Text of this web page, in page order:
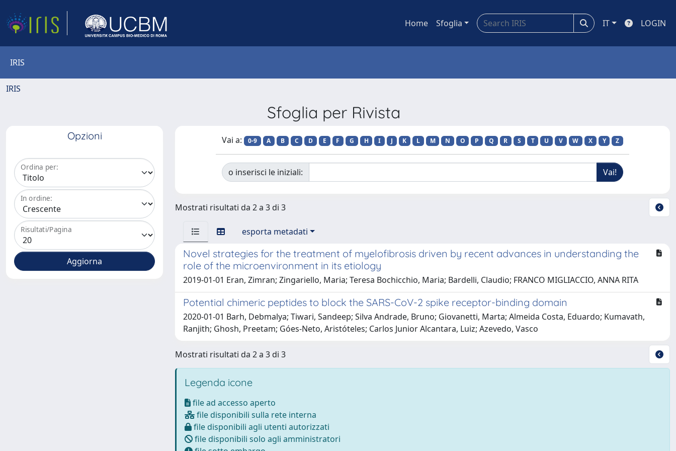
Home Sfoglia IT LOGIN
IRIS
IRIS
Sfoglia per Rivista
Opzioni
Ordina per:
In ordine:
Risultati/Pagina
Vai a: 0-9 A B C D E F G H I J K L M N O P Q R S T U V W X Y Z
o inserisci le iniziali:
Mostrati risultati da 2 a 3 di 3
esporta metadati
Novel strategies for the treatment of myelofibrosis driven by recent advances in understanding the
role of the microenvironment in its etiology
2019-01-01 Eran, Zimran; Zingariello, Maria; Teresa Bochicchio, Maria; Bardelli, Claudio; FRANCO MIGLIACCIO, ANNA RITA
Potential chimeric peptides to block the SARS-CoV-2 spike receptor-binding domain
2020-01-01 Barh, Debmalya; Tiwari, Sandeep; Silva Andrade, Bruno; Giovanetti, Marta; Almeida Costa, Eduardo; Kumavath,
Ranjith; Ghosh, Preetam; Góes-Neto, Aristóteles; Carlos Junior Alcantara, Luiz; Azevedo, Vasco
Mostrati risultati da 2 a 3 di 3
Legenda icone
file ad accesso aperto
file disponibili sulla rete interna
file disponibili agli utenti autorizzati
file disponibili solo agli amministratori